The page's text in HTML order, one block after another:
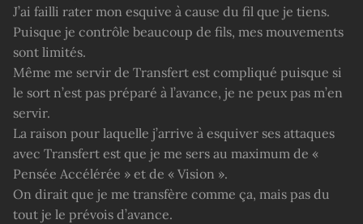
J’ai failli rater mon esquive à cause du fil que je tiens.
Puisque je contrôle beaucoup de fils, mes mouvements
sont limités.
Même me servir de Transfert est compliqué puisque si
le sort n’est pas préparé à l’avance, je ne peux pas m’en
servir.
La raison pour laquelle j’arrive à esquiver ses attaques
avec Transfert est que je me sers au maximum de «
Pensée Accélérée » et de « Vision ».
On dirait que je me transfère comme ça, mais pas du
tout je le prévois d’avance.